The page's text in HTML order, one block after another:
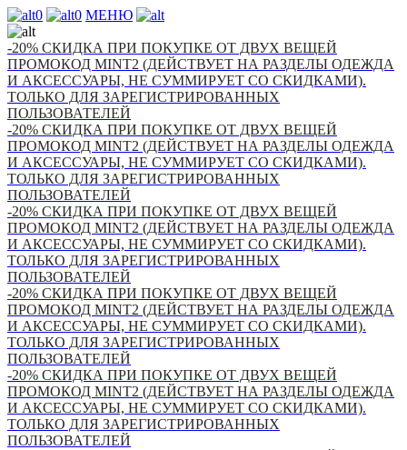
0 0 МЕНЮ
-20% СКИДКА ПРИ ПОКУПКЕ ОТ ДВУХ ВЕЩЕЙ
ПРОМОКОД MINT2 (ДЕЙСТВУЕТ НА РАЗДЕЛЫ ОДЕЖДА
И АКСЕССУАРЫ, НЕ СУММИРУЕТ СО СКИДКАМИ).
ТОЛЬКО ДЛЯ ЗАРЕГИСТРИРОВАННЫХ
ПОЛЬЗОВАТЕЛЕЙ
-20% СКИДКА ПРИ ПОКУПКЕ ОТ ДВУХ ВЕЩЕЙ
ПРОМОКОД MINT2 (ДЕЙСТВУЕТ НА РАЗДЕЛЫ ОДЕЖДА
И АКСЕССУАРЫ, НЕ СУММИРУЕТ СО СКИДКАМИ).
ТОЛЬКО ДЛЯ ЗАРЕГИСТРИРОВАННЫХ
ПОЛЬЗОВАТЕЛЕЙ
-20% СКИДКА ПРИ ПОКУПКЕ ОТ ДВУХ ВЕЩЕЙ
ПРОМОКОД MINT2 (ДЕЙСТВУЕТ НА РАЗДЕЛЫ ОДЕЖДА
И АКСЕССУАРЫ, НЕ СУММИРУЕТ СО СКИДКАМИ).
ТОЛЬКО ДЛЯ ЗАРЕГИСТРИРОВАННЫХ
ПОЛЬЗОВАТЕЛЕЙ
-20% СКИДКА ПРИ ПОКУПКЕ ОТ ДВУХ ВЕЩЕЙ
ПРОМОКОД MINT2 (ДЕЙСТВУЕТ НА РАЗДЕЛЫ ОДЕЖДА
И АКСЕССУАРЫ, НЕ СУММИРУЕТ СО СКИДКАМИ).
ТОЛЬКО ДЛЯ ЗАРЕГИСТРИРОВАННЫХ
ПОЛЬЗОВАТЕЛЕЙ
-20% СКИДКА ПРИ ПОКУПКЕ ОТ ДВУХ ВЕЩЕЙ
ПРОМОКОД MINT2 (ДЕЙСТВУЕТ НА РАЗДЕЛЫ ОДЕЖДА
И АКСЕССУАРЫ, НЕ СУММИРУЕТ СО СКИДКАМИ).
ТОЛЬКО ДЛЯ ЗАРЕГИСТРИРОВАННЫХ
ПОЛЬЗОВАТЕЛЕЙ